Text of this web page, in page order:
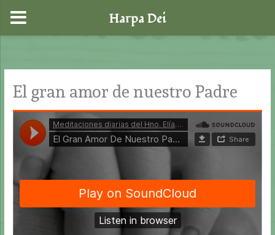
contenido
El gran amor de nuestro Padre
Harpa Dei